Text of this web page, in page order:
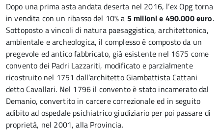
Dopo una prima asta andata deserta nel 2016, l’ex Opg torna
in vendita con un ribasso del 10% a 5 milioni e 490.000 euro.
Sottoposto a vincoli di natura paesaggistica, architettonica,
ambientale e archeologica, il complesso è composto da un
pregevole ed antico fabbricato, già esistente nel 1675 come
convento dei Padri Lazzariti, modificato e parzialmente
ricostruito nel 1751 dall’architetto Giambattista Cattani
detto Cavallari. Nel 1796 il convento è stato incamerato dal
Demanio, convertito in carcere correzionale ed in seguito
adibito ad ospedale psichiatrico giudiziario per poi passare di
proprietà, nel 2001, alla Provincia.